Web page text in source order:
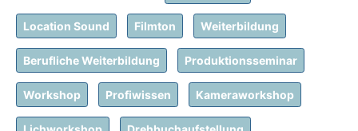
Location Sound Filmton Weiterbildung
Berufliche Weiterbildung Produktionsseminar
Workshop Profiwissen Kameraworkshop